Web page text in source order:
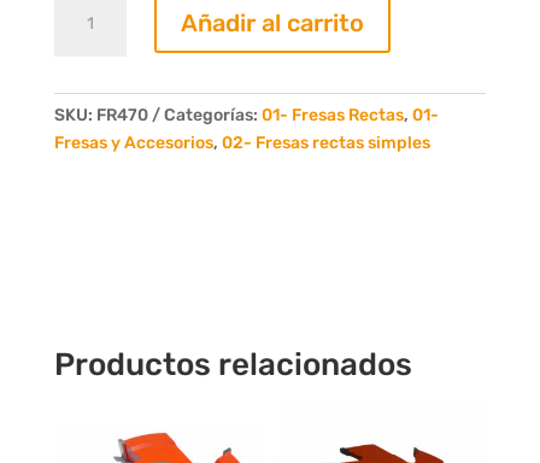
Recta
Dientes
cantidad
Añadir al carrito
SKU: FR470 Categorías: 01- Fresas Rectas, 01-
Fresas y Accesorios, 02- Fresas rectas simples
Productos relacionados